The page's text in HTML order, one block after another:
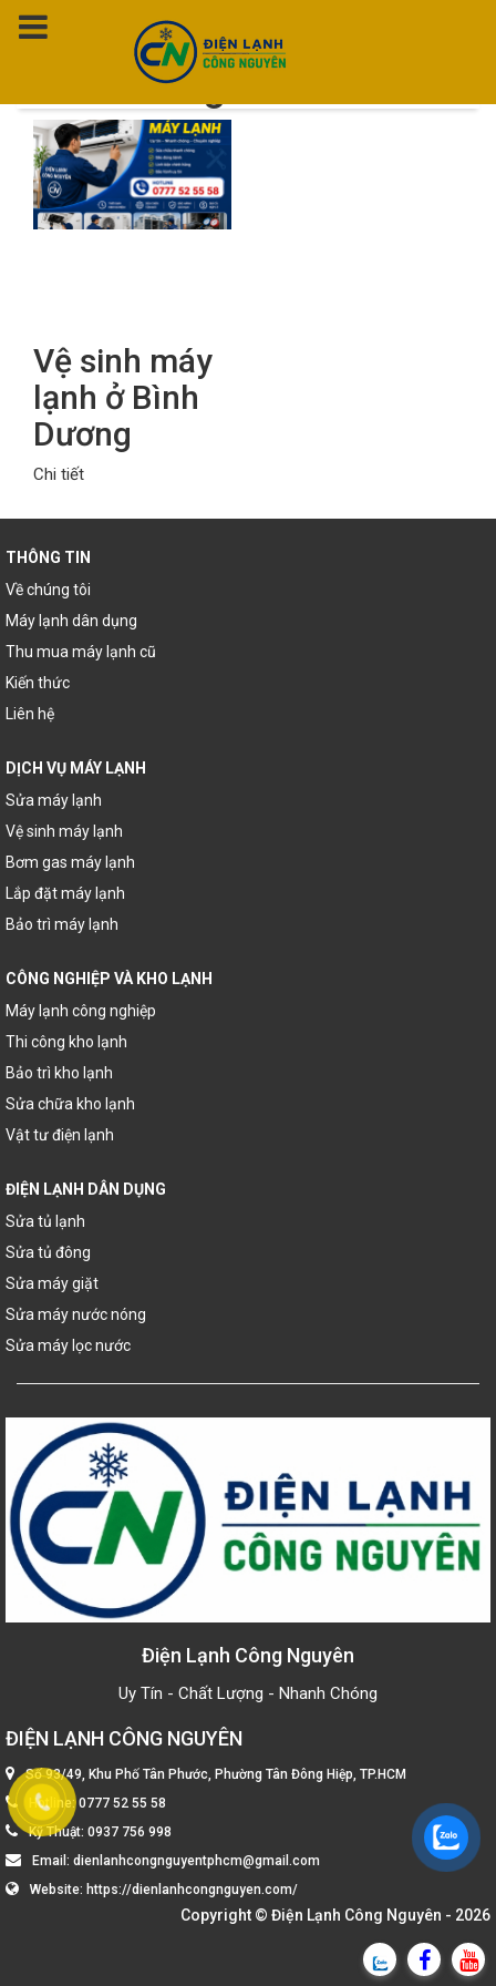
Thẻ:
Vệ sinh máy lạnh ở
Bình Dương
Vệ sinh máy
lạnh ở Bình
Dương
Chi tiết
THÔNG TIN
Về chúng tôi
Máy lạnh dân dụng
Thu mua máy lạnh cũ
Kiến thức
Liên hệ
DỊCH VỤ MÁY LẠNH
Sửa máy lạnh
Vệ sinh máy lạnh
Bơm gas máy lạnh
Lắp đặt máy lạnh
Bảo trì máy lạnh
CÔNG NGHIỆP VÀ KHO LẠNH
Máy lạnh công nghiệp
Thi công kho lạnh
Bảo trì kho lạnh
Sửa chữa kho lạnh
Vật tư điện lạnh
ĐIỆN LẠNH DÂN DỤNG
Sửa tủ lạnh
Sửa tủ đông
Sửa máy giặt
Sửa máy nước nóng
Sửa máy lọc nước
Điện Lạnh Công Nguyên
Uy Tín - Chất Lượng - Nhanh Chóng
ĐIỆN LẠNH CÔNG NGUYÊN
Số 93/49, Khu Phố Tân Phước, Phường Tân Đông Hiệp, TP.HCM
Hotline:0777 52 55 58
Kỹ Thuật: 0937 756 998
Email: dienlanhcongnguyentphcm@gmail.com
Website: https://dienlanhcongnguyen.com/
Copyright © Điện Lạnh Công Nguyên - 2026